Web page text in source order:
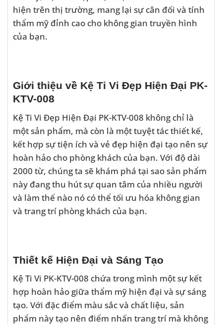
hiện trên thị trường, mang lại sự cân đối và tính
thẩm mỹ đỉnh cao cho không gian truyền hình
của bạn.
Giới thiệu về Kệ Ti Vi Đẹp Hiện Đại PK-
KTV-008
Kệ Ti Vi Đẹp Hiện Đại PK-KTV-008 không chỉ là
một sản phẩm, mà còn là một tuyệt tác thiết kế,
kết hợp sự tiện ích và vẻ đẹp hiện đại tạo nên sự
hoàn hảo cho phòng khách của bạn. Với độ dài
2000 từ, chúng ta sẽ khám phá tại sao sản phẩm
này đang thu hút sự quan tâm của nhiều người
và làm thế nào nó có thể tối ưu hóa không gian
và trang trí phòng khách của bạn.
Thiết kế Hiện Đại và Sáng Tạo
Kệ Ti Vi PK-KTV-008 chứa trong mình một sự kết
hợp hoàn hảo giữa thẩm mỹ hiện đại và sự sáng
tạo. Với đặc điểm màu sắc và chất liệu, sản
phẩm này tạo nên điểm nhấn trang trí mà không